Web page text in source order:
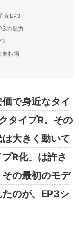
女EP3
の魅力
車相場
で身近なタイ
タイプR。その
大きく動いて
R化」は許さ
の最初のモデ
のが、EP3シ